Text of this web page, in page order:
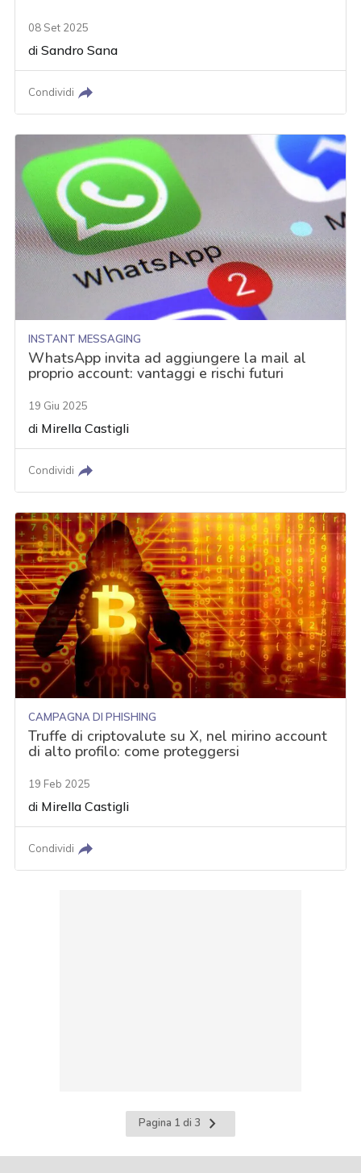
08 Set 2025
diSandro Sana
Condividi
INSTANT MESSAGING
WhatsApp invita ad aggiungere la mail al
proprio account: vantaggi e rischi futuri
19 Giu 2025
di Mirella Castigli
Condividi
CAMPAGNA DI PHISHING
Truffe di criptovalute su X, nel mirino account
di alto profilo: come proteggersi
19 Feb 2025
di Mirella Castigli
Condividi
Pagina 1 di 3
Pagina
successiva